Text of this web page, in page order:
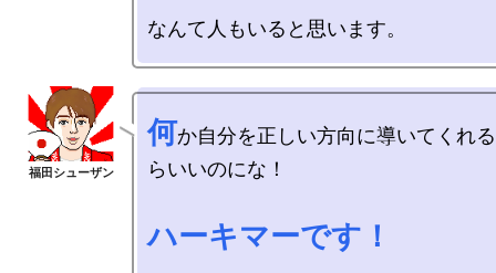
何か自分を正しい方向に導いてくれ
らいいのにな！
ハーキマーです！